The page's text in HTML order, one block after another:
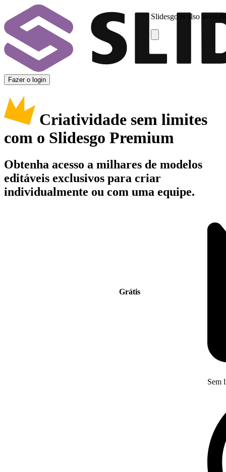
Slidesgo is also
Fazer o login
Criatividade sem limites
com o Slidesgo Premium
Obtenha acesso a milhares de modelos
editáveis exclusivos para criar
individualmente ou com uma equipe.
Grátis
Sem